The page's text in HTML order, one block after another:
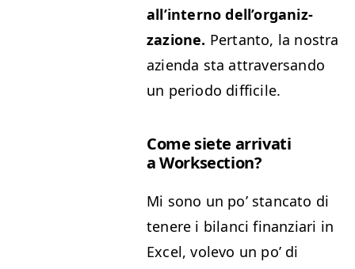
all’in­ter­no del­l’or­ga­niz­
zazione. Per­tan­to, la nos­tra
azien­da sta attra­ver­san­do
un peri­o­do difficile.
Come siete arrivati
a Worksection?
Mi sono un po’ stan­ca­to di
tenere i bilan­ci finanziari in
Excel, vole­vo un po’ di